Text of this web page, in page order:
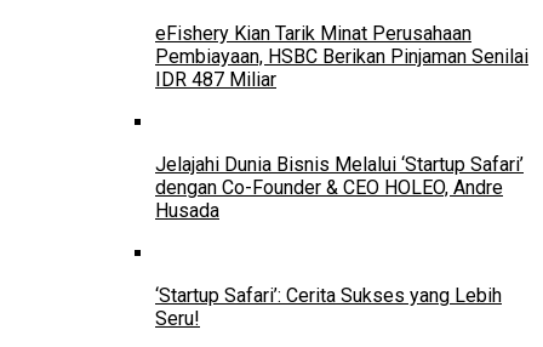
eFishery Kian Tarik Minat Perusahaan
Pembiayaan, HSBC Berikan Pinjaman Senilai
IDR 487 Miliar
Jelajahi Dunia Bisnis Melalui ‘Startup Safari’
dengan Co-Founder & CEO HOLEO, Andre
Husada
‘Startup Safari’: Cerita Sukses yang Lebih
Seru!